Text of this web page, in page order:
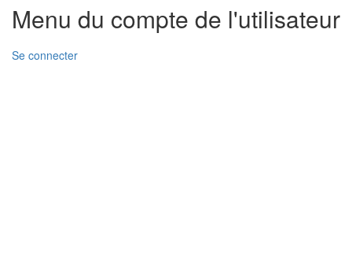
Menu du compte de l'utilisateur
Se connecter